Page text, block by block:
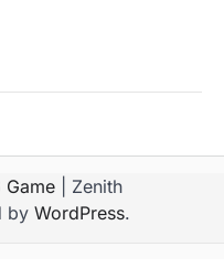
Game | Zenith
by WordPress.